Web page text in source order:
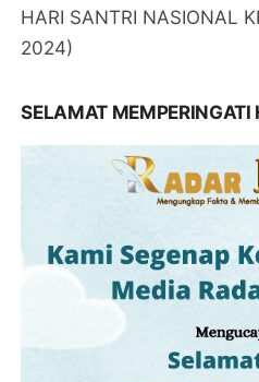
HARI SANTRI NASIONAL
2024)
SELAMAT